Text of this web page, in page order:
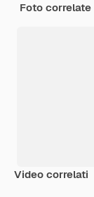
Foto correlate
Video correlati